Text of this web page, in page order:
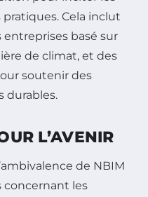
Cela inclut
basé sur
de climat, et des
soutenir des
durables.
L’AVENIR
de NBIM
concernant les